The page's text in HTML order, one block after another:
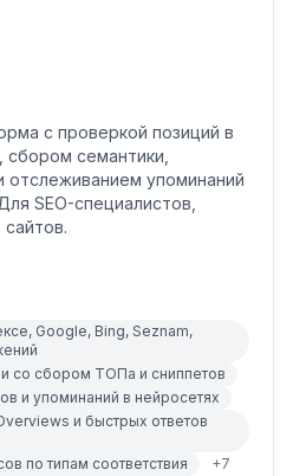
с проверкой позиций в
семантики,
отслеживанием упоминаний
SEO-специалистов,
Google, Bing, Seznam,
со сбором ТОПа и сниппетов
и упоминаний в нейросетях
и быстрых ответов
по типам соответствия
+7